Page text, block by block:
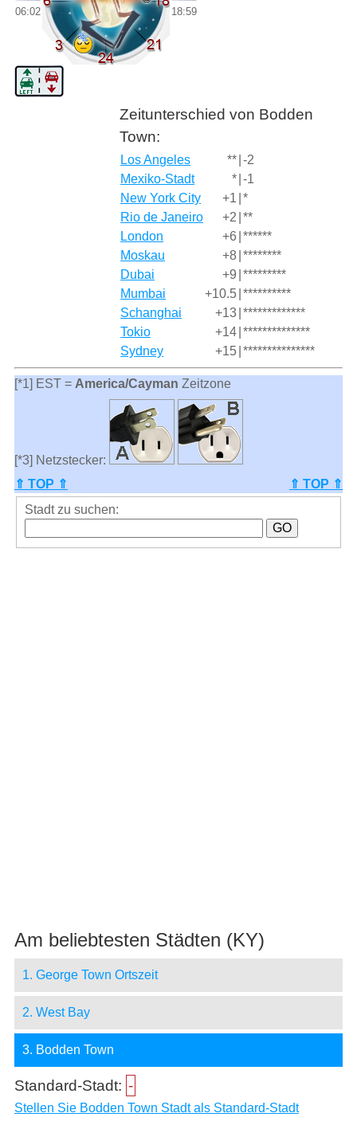
06:02 18:59
Zeitunterschied von Bodden
Town:
Los Angeles ** -2
Mexiko-Stadt
* -1
New York City
+1 *
Rio de Janeiro
+2 **
London
+6 ******
Moskau
+8 ********
Dubai
+9 *********
Mumbai
+10.5 **********
Schanghai
+13 *************
Tokio
+14 **************
Sydney
+15 ***************
[*1] EST = America/Cayman Zeitzone
[*3] Netzstecker:
⇑ TOP ⇑
⇑ TOP ⇑
Stadt zu suchen:
Am beliebtesten Städten (KY)
1. George Town Ortszeit
2. West Bay
3. Bodden Town
Standard-Stadt: -
Stellen Sie Bodden Town Stadt als Standard-Stadt